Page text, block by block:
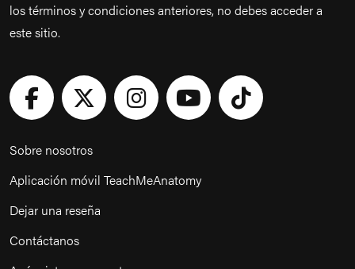
los términos y condiciones anteriores, no debes acceder a
este sitio.
Sobre nosotros
Aplicación móvil TeachMeAnatomy
Dejar una reseña
Contáctanos